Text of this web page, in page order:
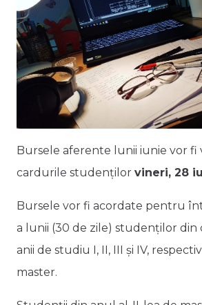
Bursele aferente lunii iunie vor fi
cardurile studenților vineri, 28
Bursele vor fi acordate pentru
a lunii (30 de zile) studenților din
anii de studiu I, II, III și IV,
master.